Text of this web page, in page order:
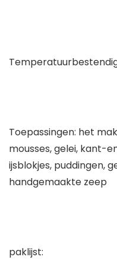
Toepassingen: het
mousses, gelei, kant-
ijsblokjes, puddingen,
handgemaakte zeep
paklijst: